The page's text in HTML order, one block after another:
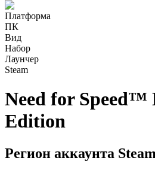
Платформа
ПК
Вид
Набор
Лаунчер
Steam
Need for Speed™
Edition
Регион аккаунта